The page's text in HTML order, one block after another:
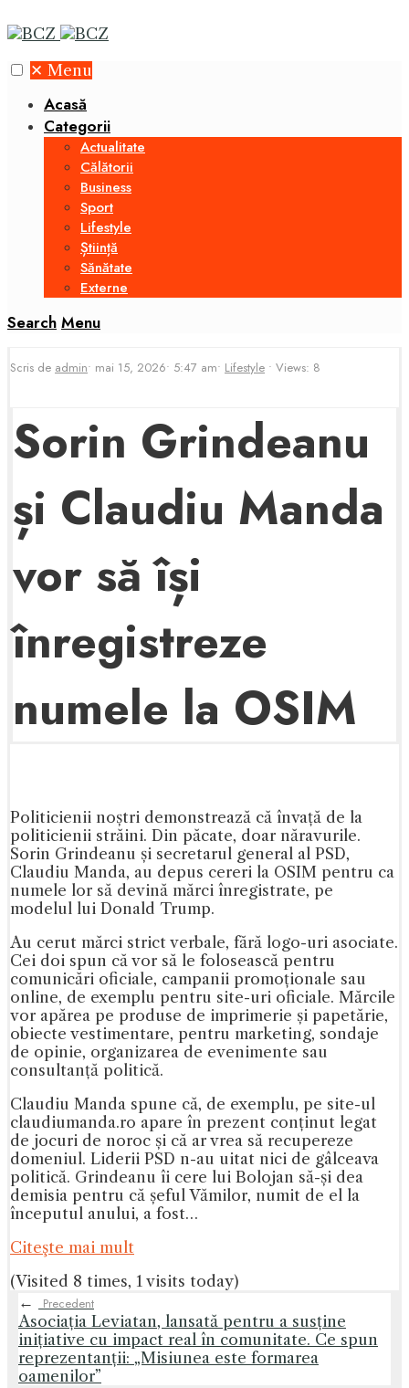
✕ Menu
Acasă
Categorii
Actualitate
Călătorii
Business
Sport
Lifestyle
Știință
Sănătate
Externe
Search Menu
Scris de admin• mai 15, 2026• 5:47 am• Lifestyle • Views: 8
Sorin Grindeanu
și Claudiu Manda
vor să își
înregistreze
numele la OSIM
Politicienii noștri demonstrează că învață de la
politicienii străini. Din păcate, doar năravurile.
Sorin Grindeanu și secretarul general al PSD,
Claudiu Manda, au depus cereri la OSIM pentru ca
numele lor să devină mărci înregistrate, pe
modelul lui Donald Trump.
Au cerut mărci strict verbale, fără logo-uri asociate.
Cei doi spun că vor să le folosească pentru
comunicări oficiale, campanii promoționale sau
online, de exemplu pentru site-uri oficiale. Mărcile
vor apărea pe produse de imprimerie și papetărie,
obiecte vestimentare, pentru marketing, sondaje
de opinie, organizarea de evenimente sau
consultanță politică.
Claudiu Manda spune că, de exemplu, pe site-ul
claudiumanda.ro apare în prezent conținut legat
de jocuri de noroc și că ar vrea să recupereze
domeniul. Liderii PSD n-au uitat nici de gâlceava
politică. Grindeanu îi cere lui Bolojan să-și dea
demisia pentru că șeful Vămilor, numit de el la
începutul anului, a fost…
Citeşte mai mult
(Visited 8 times, 1 visits today)
←
Precedent
Asociația Leviatan, lansată pentru a susține
inițiative cu impact real în comunitate. Ce spun
reprezentanții: „Misiunea este formarea
oamenilor”